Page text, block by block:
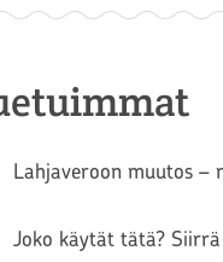
Lahjaveroon muutos –
Joko käytät tätä?